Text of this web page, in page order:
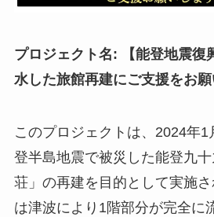
プロジェクト名: 【能登地震復
水した旅館再建にご支援をお
このプロジェクトは、2024年
登半島地震で被災した能登九
荘」の再建を目的として実施
は津波により1階部分が完全に